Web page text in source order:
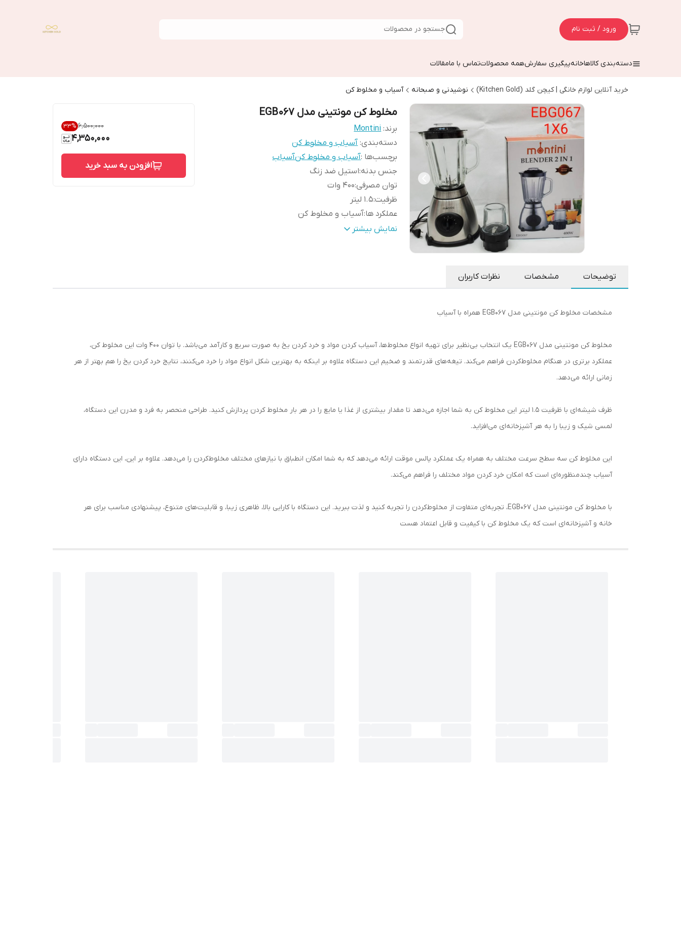
ورود / ثبت نام جستجو در محصولات
دسته‌بندی کالاهاخانهپیگیری سفارشهمه محصولاتتماس با مامقالات
خرید آنلاین لوازم خانگی | کیچن گلد (Kitchen Gold) نوشیدنی و صبحانه آسیاب و مخلوط کن
مخلوط کن مونتینی مدل EGB067
برند: Montini
دسته‌بندی:آسیاب و مخلوط کن
برچسب‌ها :آسیاب و مخلوط کنآسیاب
جنس بدنه:استیل ضد زنگ
توان مصرفی:400 وات
ظرفیت:1.5 لیتر
عملکرد ها:آسیاب و مخلوط کن
جنس پارچ:شیشهنمایش بیشتر
۶٬۵۰۰٬۰۰۰ 33%
4,350,000
افزودن به سبد خرید
توضیحات مشخصات نظرات کاربران
مشخصات مخلوط کن مونتینی مدل EGB067 همراه با آسیاب
مخلوط کن مونتینی مدل EGB067 یک انتخاب بی‌نظیر برای تهیه انواع مخلوط‌ها، آسیاب کردن مواد و خرد کردن یخ به صورت سریع و کارآمد می‌باشد. با توان 400 وات این مخلوط کن،
عملکرد برتری در هنگام مخلوط‌کردن فراهم می‌کند. تیغه‌های قدرتمند و ضخیم این دستگاه علاوه بر اینکه به بهترین شکل انواع مواد را خرد می‌کنند، نتایج خرد کردن یخ را هم بهتر از هر
زمانی ارائه می‌دهد.
ظرف شیشه‌ای با ظرفیت 1.5 لیتر این مخلوط کن به شما اجازه می‌دهد تا مقدار بیشتری از غذا یا مایع را در هر بار مخلوط کردن پردازش کنید. طراحی منحصر به فرد و مدرن این دستگاه،
لمسی شیک و زیبا را به هر آشپزخانه‌ای می‌افزاید.
این مخلوط کن سه سطح سرعت مختلف به همراه یک عملکرد پالس موقت ارائه می‌دهد که به شما امکان انطباق با نیازهای مختلف مخلوط‌کردن را می‌دهد. علاوه بر این، این دستگاه دارای
آسیاب چندمنظوره‌ای است که امکان خرد کردن مواد مختلف را فراهم می‌کند.
با مخلوط کن مونتینی مدل EGB067، تجربه‌ای متفاوت از مخلوط‌کردن را تجربه کنید و لذت ببرید. این دستگاه با کارایی بالا، ظاهری زیبا، و قابلیت‌های متنوع، پیشنهادی مناسب برای هر
خانه و آشپزخانه‌ای است که یک مخلوط کن با کیفیت و قابل اعتماد هست